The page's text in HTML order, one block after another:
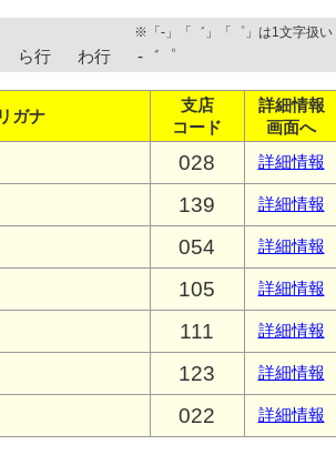
※「-」「゛」「゜」は1文字扱い
ら行 わ行 -゛゜
ガナ
支店
コード
詳細情報
画面へ
028 詳細情報
139 詳細情報
054 詳細情報
105 詳細情報
111 詳細情報
123 詳細情報
022 詳細情報